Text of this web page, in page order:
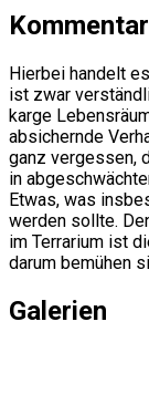
Hierbei handelt
ist zwar
karge
absichernde
ganz vergessen,
in
Etwas, was
werden sollte.
im Terrarium ist
darum bemühen
Galerien